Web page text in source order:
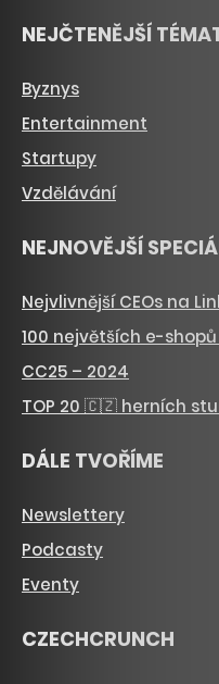
NEJČTENĚJŠÍ
Byznys
Entertainment
Startupy
Vzdělávání
NEJNOVĚJŠÍ
Nejvlivnější CEOs na
100 největších e-shopů
CC25 – 2024
TOP 20 🇨🇿 herních
DÁLE TVOŘÍME
Newslettery
Podcasty
Eventy
CZECHCRUNCH